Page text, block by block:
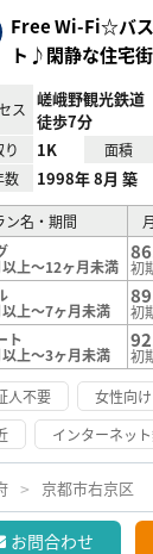
Free Wi-Fi☆バ
ト♪閑静な住宅
ス
嵯峨野観光鉄道
徒歩7分
り 1K 面積
数 1998年 8月 築
ン名・期間
上～12ヶ月未満
初
上～7ヶ月未満
初
ト
上～3ヶ月未満
初
人不要
女性向け
インターネッ
京都市右京区
お問合わせ